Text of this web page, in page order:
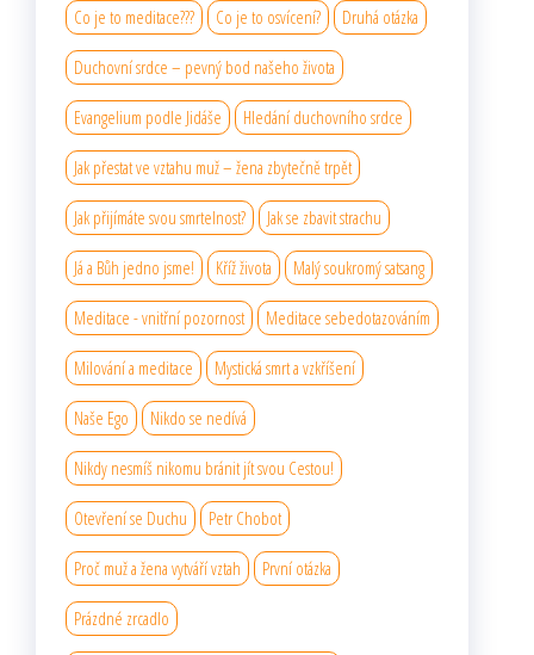
Co je to meditace??? Co je to osvícení? Druhá otázka
Duchovní srdce – pevný bod našeho života
Evangelium podle Jidáše Hledání duchovního srdce
Jak přestat ve vztahu muž – žena zbytečně trpět
Jak přijímáte svou smrtelnost? Jak se zbavit strachu
Já a Bůh jedno jsme! Kříž života Malý soukromý satsang
Meditace - vnitřní pozornost Meditace sebedotazováním
Milování a meditace Mystická smrt a vzkříšení
Naše Ego Nikdo se nedívá
Nikdy nesmíš nikomu bránit jít svou Cestou!
Otevření se Duchu Petr Chobot
Proč muž a žena vytváří vztah První otázka
Prázdné zrcadlo